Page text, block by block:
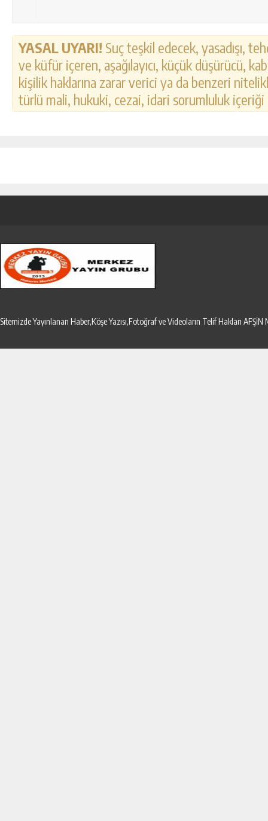
YASAL UYARI! Suç teşkil edecek, yasadışı,
ve küfür içeren, aşağılayıcı, küçük düşürücü,
kişilik haklarına zarar verici ya da benzeri
türlü mali, hukuki, cezai, idari sorumluluk
Sitemizde Yayınlanan Haber,Köşe Yazısı,Fotoğraf ve Videoların Telif Hakları